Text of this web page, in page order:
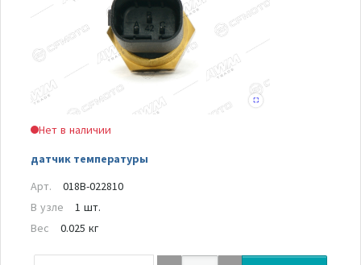
Нет в наличии
датчик температуры
Арт.
018B-022810
В узле
1 шт.
Вес
0.025 кг